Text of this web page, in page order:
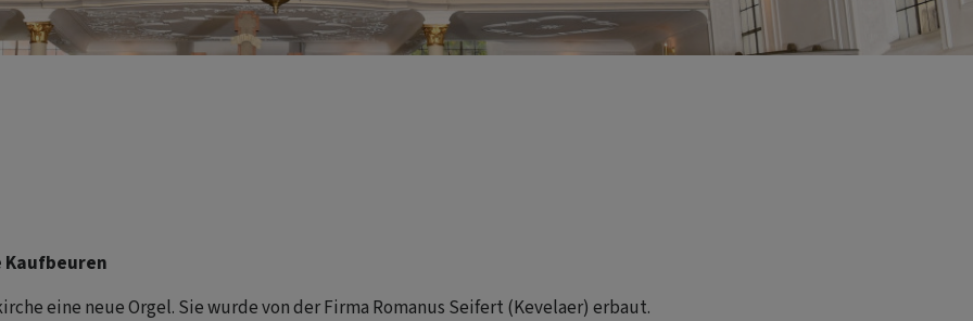
eine neue Orgel. Sie wurde von der Firma Romanus Seifert (Kevelaer) erbaut.